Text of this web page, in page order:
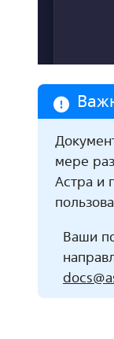
мере
Астра и
Ваши
docs@